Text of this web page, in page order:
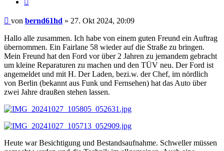
Beitrag
von bernd61hd » 27. Okt 2024, 20:09
Hallo alle zusammen. Ich habe von einem guten Freund ein Auftrag
übernommen. Ein Fairlane 58 wieder auf die Straße zu bringen.
Mein Freund hat den Ford vor über 2 Jahren zu jemandem gebracht
um kleine Reparaturen zu machen und den TÜV neu. Der Ford ist
angemeldet und mit H. Der Laden, bezi.w. der Chef, im nördlich
von Berlin (bekannt aus Funk und Fernsehen) hat das Auto über
zwei Jahre draußen stehen lassen.
Heute war Besichtigung und Bestandsaufnahme. Schweller müssen